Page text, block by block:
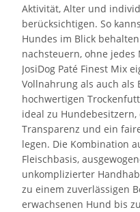
Aktivität, Alter und
berücksichtigen. So
Hundes im Blick
nachsteuern, ohne
JosiDog Paté Finest Mix
Vollnahrung als auch als
hochwertigen
ideal zu
Transparenz und ein
legen. Die Kombination
Fleischbasis,
unkomplizierter
zu einem zuverlässigen
erwachsenen Hund bis